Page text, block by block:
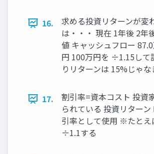
16.
求める投資リターンが変
は・・・ 現在 1年後 2年
値 キャッシュフロー
円 100万円を ÷1.15して
りリターンは 15%じゃな
17.
割引率=資本コスト 投資
られている 投資リターン
引率として使用 ※たとえ
÷1.1する